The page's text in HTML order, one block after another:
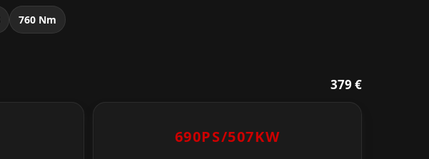
760 Nm
379 €
690PS/507KW